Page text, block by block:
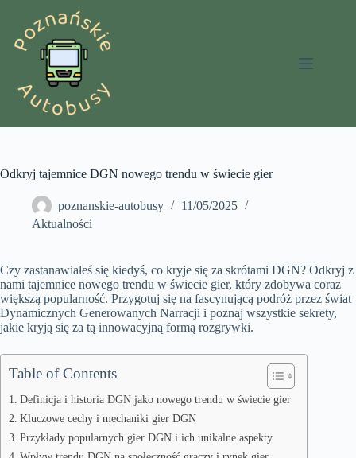
treści
Odkryj tajemnice DGN nowego trendu w świecie gier
poznanskie-autobusy
11/05/2025
Aktualności
Czy zastanawiałeś się kiedyś, co kryje się za skrótami DGN? Odkryj z
nami tajemnice nowego trendu w świecie gier, który zdobywa coraz
większą popularność. Przygotuj się na fascynującą podróż przez świat
Dynamicznych Generowanych Narracji i poznaj wszystkie sekrety,
jakie kryją się za tą innowacyjną formą rozgrywki.
Table of Contents
Definicja i historia DGN jako nowego trendu w świecie gier
Kluczowe cechy i mechaniki gier DGN
Przykłady popularnych gier DGN i ich unikalne aspekty